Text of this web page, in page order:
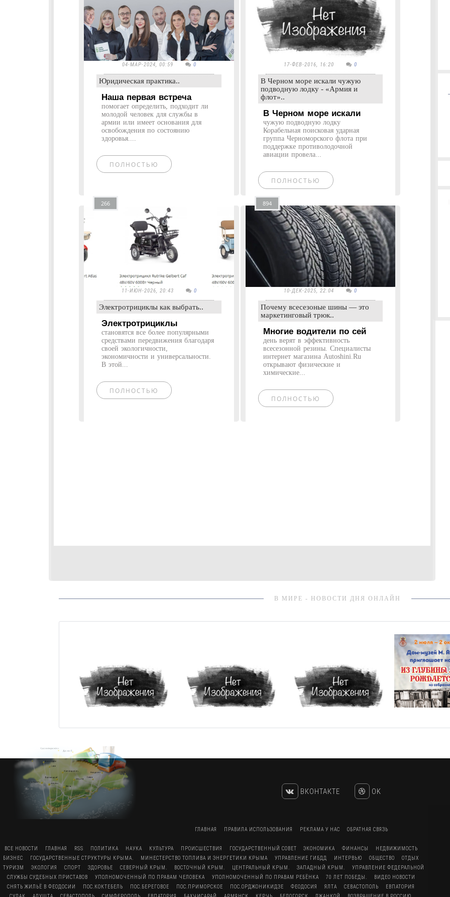
04-МАР-2024, 00:59 0
Юридическая практика..
Наша первая встреча
помогает определить, подходит ли
молодой человек для службы в
армии или имеет основания для
освобождения по состоянию
здоровья....
ПОЛНОСТЬЮ
17-ФЕВ-2016, 16:20 0
В Черном море искали чужую
подводную лодку - «Армия и
флот»..
В Черном море искали
чужую подводную лодку
Корабельная поисковая ударная
группа Черноморского флота при
поддержке противолодочной
авиации провела...
ПОЛНОСТЬЮ
266
11-ИЮН-2026, 20:43 0
Электротрициклы как выбрать..
Электротрициклы
становятся все более популярными
средствами передвижения благодаря
своей экологичности,
экономичности и универсальности.
В этой...
ПОЛНОСТЬЮ
894
10-ДЕК-2025, 22:04 0
Почему всесезоные шины — это
маркетинговый трюк..
Многие водители по сей
день верят в эффективность
всесезонной резины. Специалисты
интернет магазина Autoshini.Ru
открывают физические и
химические...
ПОЛНОСТЬЮ
В МИРЕ - НОВОСТИ ДНЯ ОНЛАЙН
ВКОНТАКТЕ OK
ГЛАВНАЯ ПРАВИЛА ИСПОЛЬЗОВАНИЯ РЕКЛАМА У НАС ОБРАТНАЯ СВЯЗЬ
ВСЕ НОВОСТИ ГЛАВНАЯ RSS ПОЛИТИКА НАУКА КУЛЬТУРА ПРОИСШЕСТВИЯ ГОСУДАРСТВЕННЫЙ СОВЕТ ЭКОНОМИКА ФИНАНСЫ
НЕДВИЖИМОСТЬ
БИЗНЕС
ГОСУДАРСТВЕННЫЕ СТРУКТУРЫ КРЫМА. МИНЕСТЕРСТВО ТОПЛИВА И ЭНЕРГЕТИКИ КРЫМА УПРАВЛЕНИЕ ГИБДД ИНТЕРВЬЮ ОБЩЕСТВО
ОТДЫХ
ТУРИЗМ
ЭКОЛОГИЯ СПОРТ ЗДОРОВЬЕ СЕВЕРНЫЙ КРЫМ. ВОСТОЧНЫЙ КРЫМ. ЦЕНТРАЛЬНЫЙ КРЫМ. ЗАПАДНЫЙ КРЫМ.
УПРАВЛЕНИЕ ФЕДЕРАЛЬНОЙ
СЛУЖБЫ СУДЕБНЫХ ПРИСТАВОВ
УПОЛНОМОЧЕННЫЙ ПО ПРАВАМ ЧЕЛОВЕКА УПОЛНОМОЧЕННЫЙ ПО ПРАВАМ РЕБЁНКА 70 ЛЕТ ПОБЕДЫ.
ВИДЕО НОВОСТИ
СНЯТЬ ЖИЛЬЁ В ФЕОДОСИИ
ПОС.КОКТЕБЕЛЬ ПОС.БЕРЕГОВОЕ ПОС.ПРИМОРСКОЕ ПОС.ОРДЖОНИКИДЗЕ ФЕОДОСИЯ ЯЛТА СЕВАСТОПОЛЬ
ЕВПАТОРИЯ